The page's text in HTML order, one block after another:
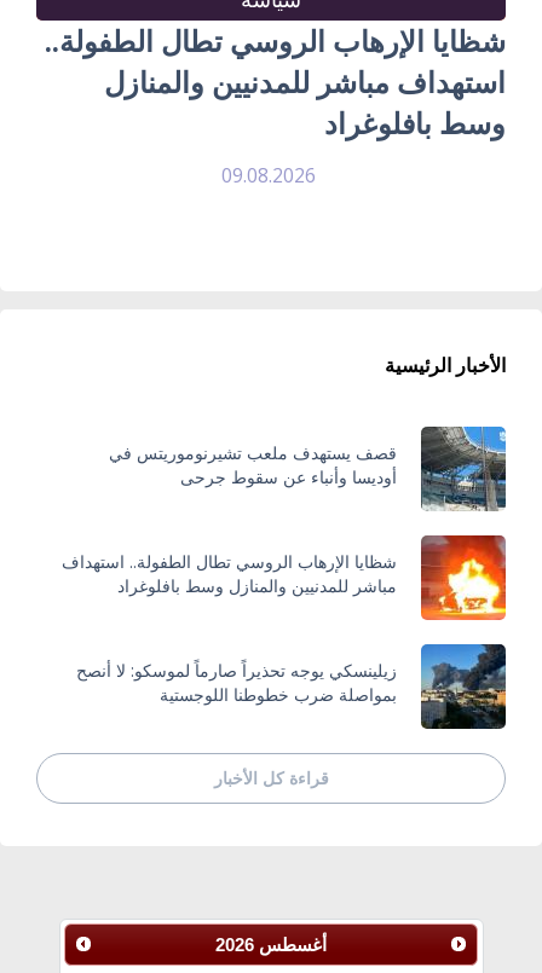
شظايا الإرهاب الروسي تطال الطفولة..
استهداف مباشر للمدنيين والمنازل
وسط بافلوغراد
09.08.2026
الأخبار الرئيسية
قصف يستهدف ملعب تشيرنوموريتس في
أوديسا وأنباء عن سقوط جرحى
شظايا الإرهاب الروسي تطال الطفولة.. استهداف
مباشر للمدنيين والمنازل وسط بافلوغراد
زيلينسكي يوجه تحذيراً صارماً لموسكو: لا أنصح
بمواصلة ضرب خطوطنا اللوجستية
قراءة كل الأخبار
أغسطس 2026